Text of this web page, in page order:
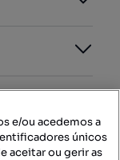
e/ou acedemos a
únicos
aceitar ou gerir as